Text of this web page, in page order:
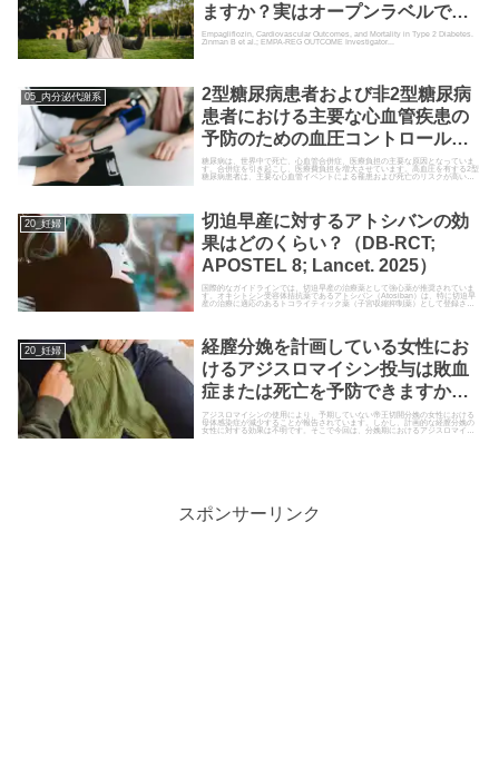
ますか？実はオープンラベルです
か？（RCT; EMPA-REG
Empagliflozin, Cardiovascular Outcomes, and Mortality in Type 2 Diabetes.
Zinman B et al.; EMPA-REG OUTCOME Investigator...
05_内分泌代謝系
2型糖尿病患者および非2型糖尿病
患者における主要な心血管疾患の
予防のための血圧コントロールは
どのくらいが良いですか？（個人
データのメタ解析; BPLTTC試験;
Endocrinol. 2022）
糖尿病は、世界中で死亡、心血管合併症、医療負担の主要な原因となっていま
す。合併症を引き起こし、医療費負担を増大させています。高血圧を有する2型
糖尿病患者は、主要な心血管イベントによる罹患および死亡のリスクが高いと
20_妊婦
切迫早産に対するアトシバンの効
果はどのくらい？（DB-RCT;
APOSTEL 8; Lancet. 2025）
国際的なガイドラインでは、切迫早産の治療薬として強心薬が推奨されていま
す。オキシトシン受容体拮抗薬であるアトシバン（Atosiban）は、特に切迫早
産の治療に適応のあるトコライティック薬（子宮収縮抑制薬）として登録され
20_妊婦
経膣分娩を計画している女性にお
けるアジスロマイシン投与は敗血
症または死亡を予防できますか？
（RCT; A-PLUS試験; N Engl J
Med. 2023）
アジスロマイシンの使用により、予期していない帝王切開分娩の女性における
母体感染症が減少することが報告されています。しかし、計画的な経膣分娩の
女性に対する効果は不明です。そこで今回は、分娩期におけるアジスロマイシ
スポンサーリンク